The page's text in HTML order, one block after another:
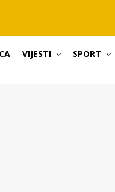
VIJESTI SPORT